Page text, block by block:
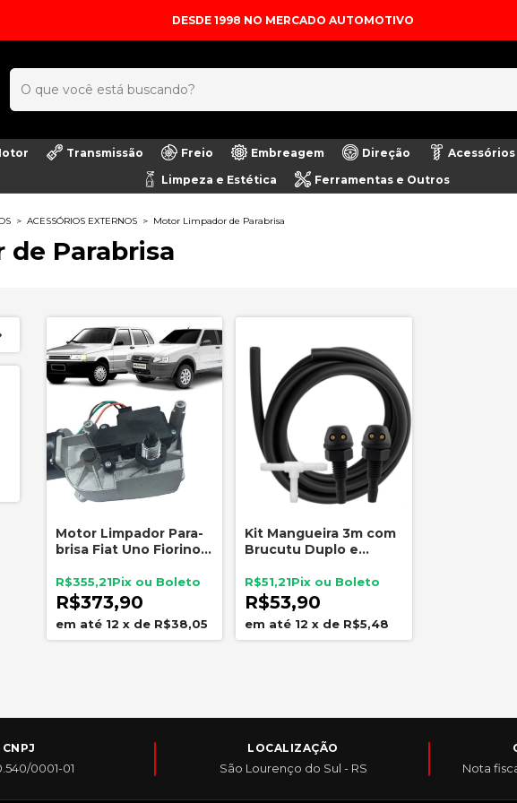
DESDE 1998 NO MERCADO AUTOMOTIVO
Transmissão Freio Embreagem Direção Acessórios
Limpeza e Estética
Ferramentas e Outros
> ACESSÓRIOS EXTERNOS > Motor Limpador de Parabrisa
Parabrisa
Motor Limpador Para-
brisa Fiat Uno Fiorino
Temporizador
R$373,90
R$355,21
12 x de R$38,05
ESGOTADO
Kit Mangueira 3m com
Brucutu Duplo e
Para-brisa
R$53,90
R$51,21
12 x de R$5,48
CNPJ
0001-01
LOCALIZAÇÃO
São Lourenço do Sul - RS Nota